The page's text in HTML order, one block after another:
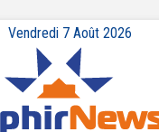
Vendredi 7 Août 2026